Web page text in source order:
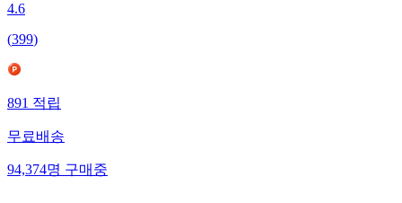
4.6
(399)
891적립
무료배송
94,374명구매중